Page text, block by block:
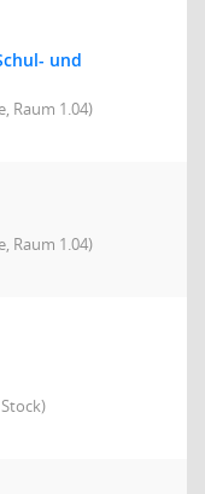
und
Raum 1.04)
Raum 1.04)